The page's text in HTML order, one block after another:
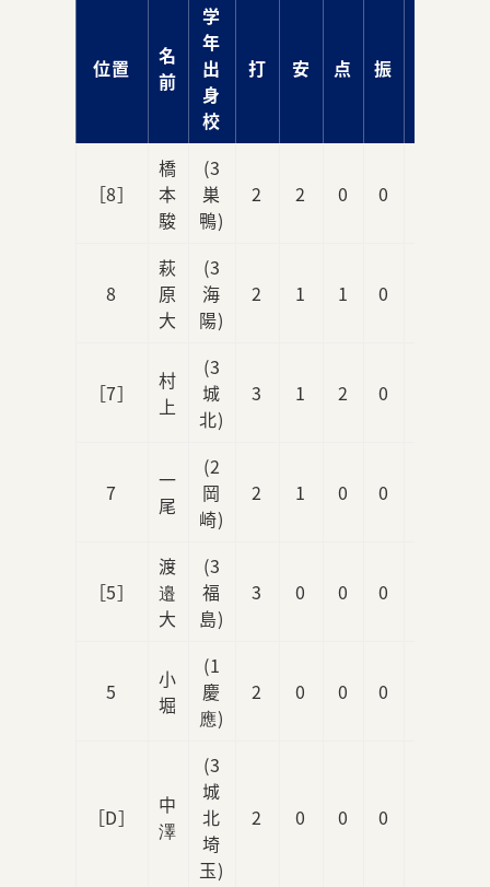
位置
名
前
学
年
出
身
校
打 安 点 振
［8］
橋
本
駿
(3
巣
鴨)
2 2 0 0
8
萩
原
大
(3
海
陽)
2 1 1 0
［7］
村
上
(3
城
北)
3 1 2 0
7
一
尾
(2
岡
崎)
2 1 0 0
［5］
渡
邉
大
(3
福
島)
3 0 0 0
5
小
堀
(1
慶
應)
2 0 0 0
［D］
中
澤
(3
城
北
埼
玉)
2 0 0 0